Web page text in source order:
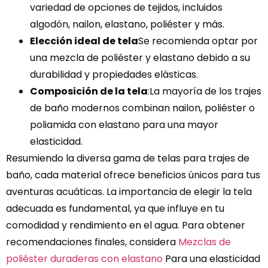
variedad de opciones de tejidos, incluidos
algodón, nailon, elastano, poliéster y más.
Elección ideal de telaSe recomienda optar por
una mezcla de poliéster y elastano debido a su
durabilidad y propiedades elásticas.
Composición de la tela:La mayoría de los trajes
de baño modernos combinan nailon, poliéster o
poliamida con elastano para una mayor
elasticidad.
Resumiendo la diversa gama de telas para trajes de
baño, cada material ofrece beneficios únicos para tus
aventuras acuáticas. La importancia de elegir la tela
adecuada es fundamental, ya que influye en tu
comodidad y rendimiento en el agua. Para obtener
recomendaciones finales, considera Mezclas de
poliéster duraderas con elastano Para una elasticidad